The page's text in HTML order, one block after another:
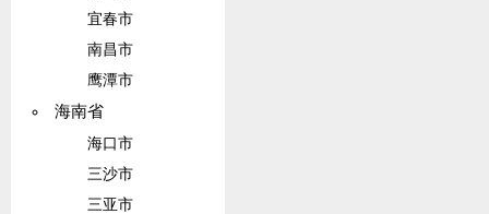
宜春市
南昌市
鹰潭市
海南省
海口市
三沙市
三亚市